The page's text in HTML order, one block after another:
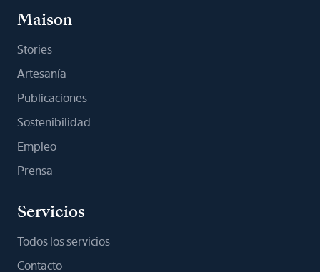
Maison
Stories
Artesanía
Publicaciones
Sostenibilidad
Empleo
Prensa
Servicios
Todos los servicios
Contacto